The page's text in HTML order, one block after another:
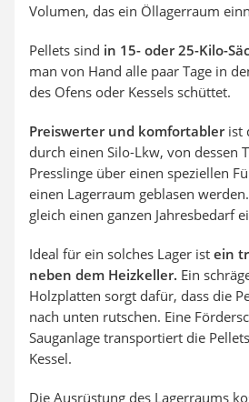
Volumen, das ein Öllagerraum
Pellets sind in 15- oder 25-Kilo-
man von Hand alle paar Tage in
des Ofens oder Kessels schüttet.
Preiswerter und komfortablerist
durch einen Silo-Lkw, von dessen
Presslinge über einen speziellen
einen Lagerraum geblasen
gleich einen ganzen Jahresbedarf
Ideal für ein solches Lager ist ein
neben dem Heizkeller. Ein
Holzplatten sorgt dafür, dass die
nach unten rutschen. Eine
Sauganlage transportiert die
Kessel.
Die Ausrüstung des Lagerraums